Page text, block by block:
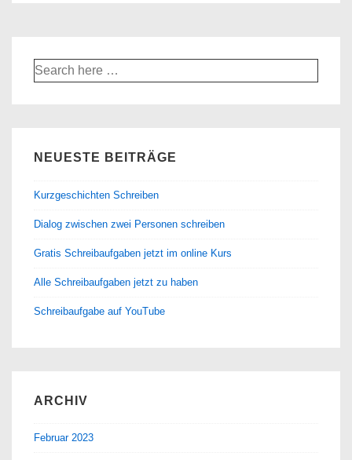
Suche
nach:
NEUESTE BEITRÄGE
Kurzgeschichten Schreiben
Dialog zwischen zwei Personen schreiben
Gratis Schreibaufgaben jetzt im online Kurs
Alle Schreibaufgaben jetzt zu haben
Schreibaufgabe auf YouTube
ARCHIV
Februar 2023